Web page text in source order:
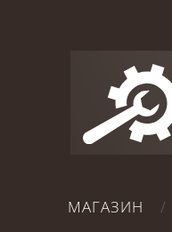
МАГАЗИН